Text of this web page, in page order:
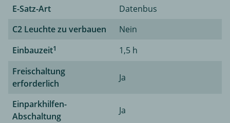
E-Satz-Art
Datenbus
C2 Leuchte zu verbauen
Nein
Einbauzeit1
1,5 h
Freischaltung
erforderlich
Ja
Einparkhilfen-
Abschaltung
Ja